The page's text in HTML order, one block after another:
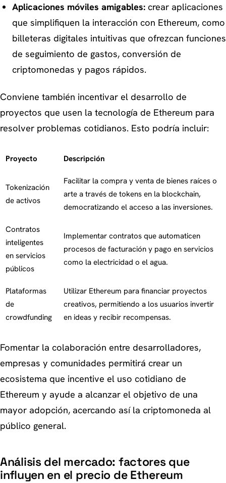
Aplicaciones móviles amigables:crear aplicaciones
que simplifiquen la interacción con Ethereum, como
billeteras digitales intuitivas que ofrezcan funciones
de seguimiento de gastos, conversión de
criptomonedas y pagos rápidos.
Conviene también incentivar el desarrollo de
proyectos que usen la tecnología de Ethereum para
resolver problemas cotidianos. Esto podría incluir:
Proyecto Descripción
Tokenización
de activos
Facilitar la compra y venta de bienes raíces o
arte a través de tokens en la blockchain,
democratizando el acceso a las inversiones.
Contratos
inteligentes
en servicios
públicos
Implementar contratos que automaticen
procesos de facturación y pago en servicios
como la electricidad o el agua.
Plataformas
de
crowdfunding
Utilizar Ethereum para financiar proyectos
creativos, permitiendo a los usuarios invertir
en ideas y recibir recompensas.
Fomentar la colaboración entre desarrolladores,
empresas y comunidades permitirá crear un
ecosistema que incentive el uso cotidiano de
Ethereum y ayude a alcanzar el objetivo de una
mayor adopción, acercando así la criptomoneda al
público general.
Análisis del mercado: factores que
influyen en el precio de Ethereum